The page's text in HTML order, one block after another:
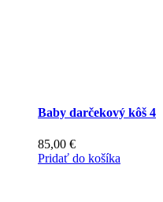
Baby darčekový kôš 4
85,00 €
Pridať do košíka